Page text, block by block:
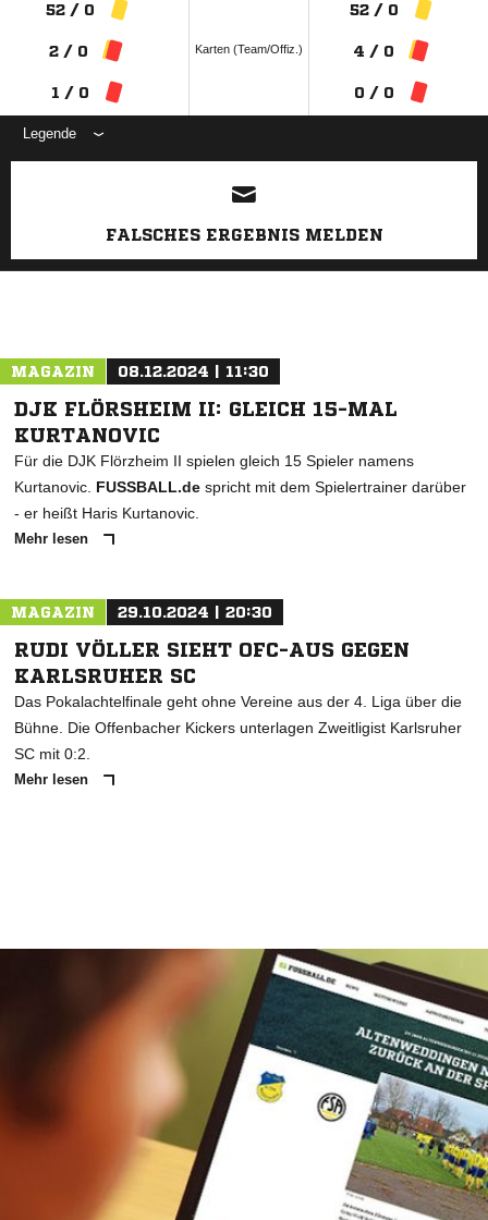
52 / 0
2 / 0
1 / 0
Karten (Team/Offiz.)
52 / 0
4 / 0
0 / 0
Legende
ANZEIGE
FALSCHES ERGEBNIS MELDEN
MAGAZIN 08.12.2024 | 11:30
DJK FLÖRSHEIM II: GLEICH 15-MAL
KURTANOVIC
Für die DJK Flörzheim II spielen gleich 15 Spieler namens
Kurtanovic. FUSSBALL.de spricht mit dem Spielertrainer darüber
- er heißt Haris Kurtanovic.
Mehr lesen
MAGAZIN 29.10.2024 | 20:30
RUDI VÖLLER SIEHT OFC-AUS GEGEN
KARLSRUHER SC
Das Pokalachtelfinale geht ohne Vereine aus der 4. Liga über die
Bühne. Die Offenbacher Kickers unterlagen Zweitligist Karlsruher
SC mit 0:2.
Mehr lesen